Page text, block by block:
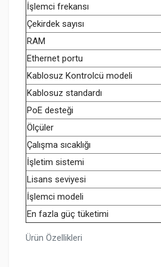
Ürün Özellikleri
İşlemci frekansı
Çekirdek sayısı
RAM
Ethernet portu
Kablosuz Kontrolcü modeli
Kablosuz standardı
PoE desteği
Ölçüler
Çalışma sıcaklığı
İşletim sistemi
Lisans seviyesi
İşlemci modeli
En fazla güç tüketimi